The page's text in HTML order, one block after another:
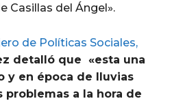
Casillas del Ángel».
de Políticas Sociales,
detalló que «esta una
y en época de lluvias
problemas a la hora de